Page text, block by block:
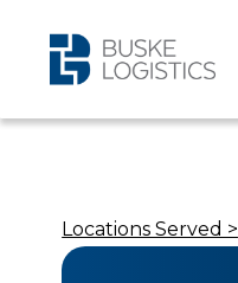
Locations Served >